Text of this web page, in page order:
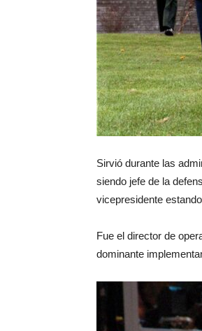
Sirvió durante las
siendo jefe de la
vicepresidente
Fue el director de
dominante